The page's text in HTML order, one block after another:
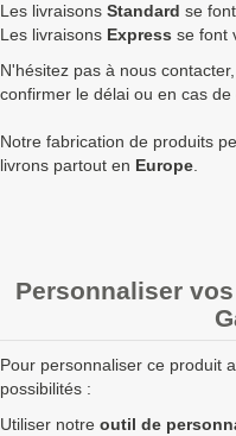
1750
2500 0,65 €
Quantités Prix unitaire HT
Les clients Français paient
Les clients dans l’Union
Les clients en dehors de
Les livraisons Standard se
Les livraisons Express se font
N'hésitez pas à nous
confirmer le délai ou en cas de
Notre fabrication de produits
livrons partout en Europe.
Personnaliser
Pour personnaliser ce produit
possibilités :
Utiliser notre outil de